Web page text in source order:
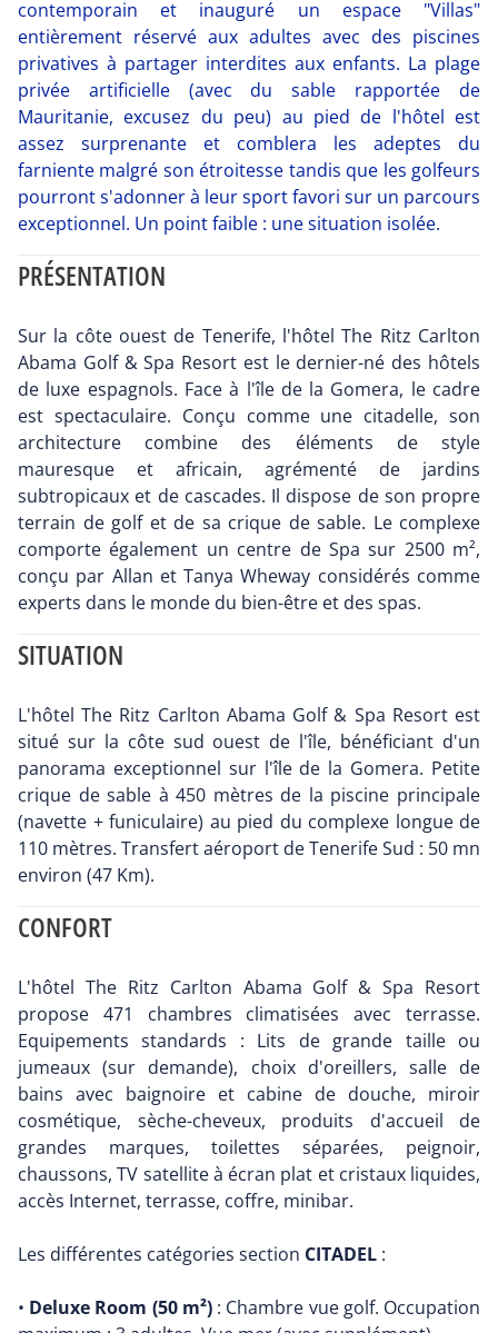
contemporain et inauguré un espace "Villas"
entièrement réservé aux adultes avec des piscines
privatives à partager interdites aux enfants. La plage
privée artificielle (avec du sable rapportée de
Mauritanie, excusez du peu) au pied de l'hôtel est
assez surprenante et comblera les adeptes du
farniente malgré son étroitesse tandis que les golfeurs
pourront s'adonner à leur sport favori sur un parcours
exceptionnel. Un point faible : une situation isolée.
PRÉSENTATION
Sur la côte ouest de Tenerife, l'hôtel The Ritz Carlton
Abama Golf & Spa Resort est le dernier-né des hôtels
de luxe espagnols. Face à l'île de la Gomera, le cadre
est spectaculaire. Conçu comme une citadelle, son
architecture combine des éléments de style
mauresque et africain, agrémenté de jardins
subtropicaux et de cascades. Il dispose de son propre
terrain de golf et de sa crique de sable. Le complexe
comporte également un centre de Spa sur 2500 m²,
conçu par Allan et Tanya Wheway considérés comme
experts dans le monde du bien-être et des spas.
SITUATION
L'hôtel The Ritz Carlton Abama Golf & Spa Resort est
situé sur la côte sud ouest de l'île, bénéficiant d'un
panorama exceptionnel sur l'île de la Gomera. Petite
crique de sable à 450 mètres de la piscine principale
(navette + funiculaire) au pied du complexe longue de
110 mètres. Transfert aéroport de Tenerife Sud : 50 mn
environ (47 Km).
CONFORT
L'hôtel The Ritz Carlton Abama Golf & Spa Resort
propose 471 chambres climatisées avec terrasse.
Equipements standards : Lits de grande taille ou
jumeaux (sur demande), choix d'oreillers, salle de
bains avec baignoire et cabine de douche, miroir
cosmétique, sèche-cheveux, produits d'accueil de
grandes marques, toilettes séparées, peignoir,
chaussons, TV satellite à écran plat et cristaux liquides,
accès Internet, terrasse, coffre, minibar.
Les différentes catégories section CITADEL :
• Deluxe Room (50 m²): Chambre vue golf. Occupation